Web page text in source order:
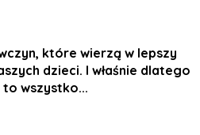
które wierzą w lepszy
dzieci. I właśnie dlatego
wszystko...